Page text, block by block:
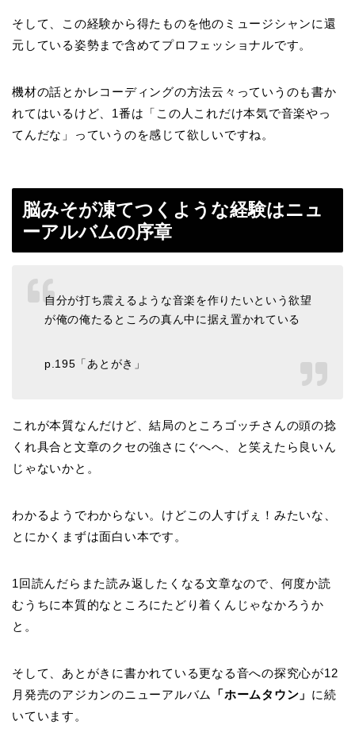
そして、この経験から得たものを他のミュージシャンに還
元している姿勢まで含めてプロフェッショナルです。
機材の話とかレコーディングの方法云々っていうのも書か
れてはいるけど、1番は「この人これだけ本気で音楽やっ
てんだな」っていうのを感じて欲しいですね。
脳みそが凍てつくような経験はニュ
ーアルバムの序章
自分が打ち震えるような音楽を作りたいという欲望
が俺の俺たるところの真ん中に据え置かれている
p.195「あとがき」
これが本質なんだけど、結局のところゴッチさんの頭の捻
くれ具合と文章のクセの強さにぐへへ、と笑えたら良いん
じゃないかと。
わかるようでわからない。けどこの人すげぇ！みたいな、
とにかくまずは面白い本です。
1回読んだらまた読み返したくなる文章なので、何度か読
むうちに本質的なところにたどり着くんじゃなかろうか
と。
そして、あとがきに書かれている更なる音への探究心が12
月発売のアジカンのニューアルバム
「ホームタウン」 に続
いています。